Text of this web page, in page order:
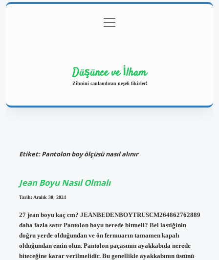
Gizlilik Politikası
menüyü
aç
Düşünce ve İlham
Zihnini canlandıran neşeli fikirler!
Etiket:Pantolon boy ölçüsü nasıl alınır
Jean Boyu Nasıl Olmalı
Tarih: Aralık 30, 2024
27 jean boyu kaç cm? JEANBEDENBOYTRUSCM264862762889
daha fazla satır Pantolon boyu nerede bitmeli? Bel lastiğinin
doğru yerde olduğundan ve ön fermuarın tamamen kapalı
olduğundan emin olun. Pantolon paçasının ayakkabıda nerede
biteceğine karar verilmelidir. Bu genellikle ayakkabının üstünü